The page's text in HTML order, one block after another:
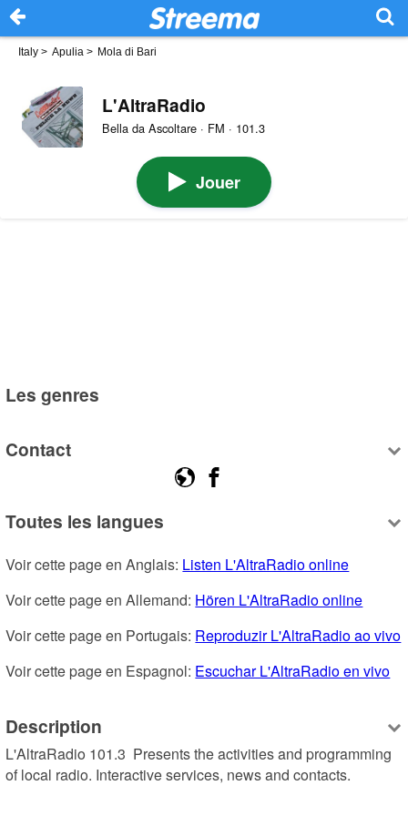
Italy > Apulia > Mola di Bari
L'AltraRadio
Bella da Ascoltare · FM · 101.3
Jouer
Les genres
Contact
Toutes les langues
Voir cette page en Anglais: Listen L'AltraRadio online
Voir cette page en Allemand: Hören L'AltraRadio online
Voir cette page en Portugais: Reproduzir L'AltraRadio ao vivo
Voir cette page en Espagnol: Escuchar L'AltraRadio en vivo
Description
L'AltraRadio 101.3  Presents the activities and programming
of local radio. Interactive services, news and contacts.